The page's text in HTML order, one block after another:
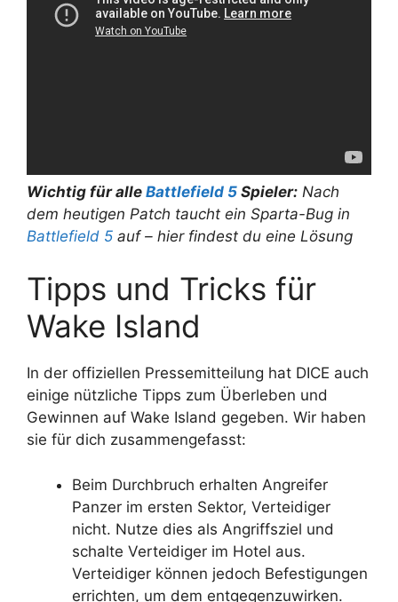
Wichtig für alle Battlefield 5 Spieler: Nach
dem heutigen Patch taucht ein Sparta-Bug in
Battlefield 5 auf – hier findest du eine Lösung
Tipps und Tricks für
Wake Island
In der offiziellen Pressemitteilung hat DICE auch
einige nützliche Tipps zum Überleben und
Gewinnen auf Wake Island gegeben. Wir haben
sie für dich zusammengefasst:
Beim Durchbruch erhalten Angreifer
Panzer im ersten Sektor, Verteidiger
nicht. Nutze dies als Angriffsziel und
schalte Verteidiger im Hotel aus.
Verteidiger können jedoch Befestigungen
errichten, um dem entgegenzuwirken.